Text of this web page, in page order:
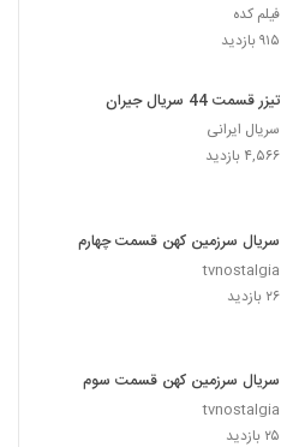
فیلم کده
۹۱۵ بازدید
تیزر قسمت 44 سریال جیران
سریال ایرانی
۴,۵۶۶ بازدید
سریال سرزمین کهن قسمت چهارم
tvnostalgia
۲۶ بازدید
سریال سرزمین کهن قسمت سوم
tvnostalgia
۲۵ بازدید